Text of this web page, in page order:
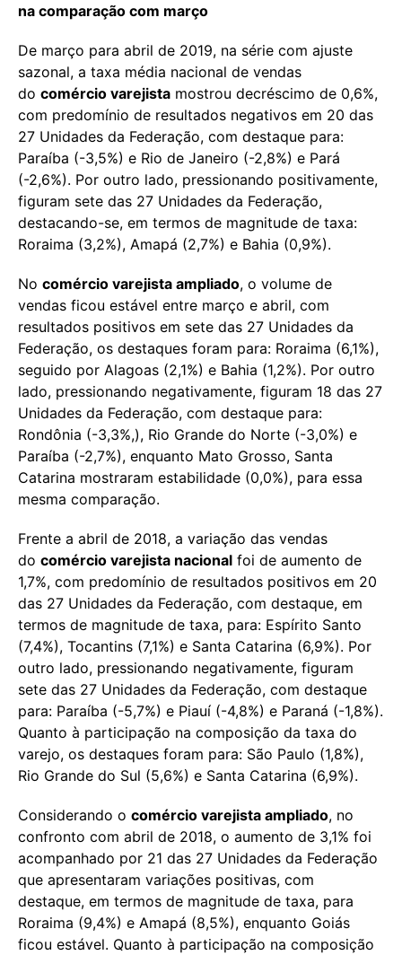
na comparação com março
De março para abril de 2019, na série com ajuste
sazonal, a taxa média nacional de vendas
do comércio varejista mostrou decréscimo de 0,6%,
com predomínio de resultados negativos em 20 das
27 Unidades da Federação, com destaque para:
Paraíba (-3,5%) e Rio de Janeiro (-2,8%) e Pará
(-2,6%). Por outro lado, pressionando positivamente,
figuram sete das 27 Unidades da Federação,
destacando-se, em termos de magnitude de taxa:
Roraima (3,2%), Amapá (2,7%) e Bahia (0,9%).
No comércio varejista ampliado, o volume de
vendas ficou estável entre março e abril, com
resultados positivos em sete das 27 Unidades da
Federação, os destaques foram para: Roraima (6,1%),
seguido por Alagoas (2,1%) e Bahia (1,2%). Por outro
lado, pressionando negativamente, figuram 18 das 27
Unidades da Federação, com destaque para:
Rondônia (-3,3%,), Rio Grande do Norte (-3,0%) e
Paraíba (-2,7%), enquanto Mato Grosso, Santa
Catarina mostraram estabilidade (0,0%), para essa
mesma comparação.
Frente a abril de 2018, a variação das vendas
do comércio varejista nacional foi de aumento de
1,7%, com predomínio de resultados positivos em 20
das 27 Unidades da Federação, com destaque, em
termos de magnitude de taxa, para: Espírito Santo
(7,4%), Tocantins (7,1%) e Santa Catarina (6,9%). Por
outro lado, pressionando negativamente, figuram
sete das 27 Unidades da Federação, com destaque
para: Paraíba (-5,7%) e Piauí (-4,8%) e Paraná (-1,8%).
Quanto à participação na composição da taxa do
varejo, os destaques foram para: São Paulo (1,8%),
Rio Grande do Sul (5,6%) e Santa Catarina (6,9%).
Considerando o comércio varejista ampliado, no
confronto com abril de 2018, o aumento de 3,1% foi
acompanhado por 21 das 27 Unidades da Federação
que apresentaram variações positivas, com
destaque, em termos de magnitude de taxa, para
Roraima (9,4%) e Amapá (8,5%), enquanto Goiás
ficou estável. Quanto à participação na composição